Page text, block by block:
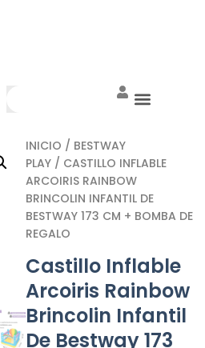
INICIO / BESTWAY
PLAY / CASTILLO INFLABLE
ARCOIRIS RAINBOW
BRINCOLIN INFANTIL DE
BESTWAY 173 CM + BOMBA DE
REGALO
Castillo Inflable
Arcoiris Rainbow
Brincolin Infantil
De Bestway 173